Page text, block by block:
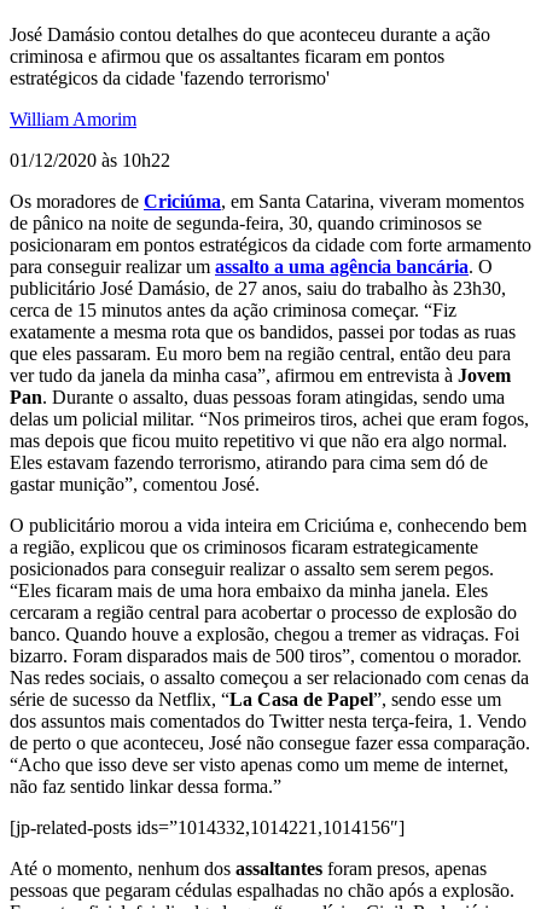
José Damásio contou detalhes do que aconteceu durante a ação
criminosa e afirmou que os assaltantes ficaram em pontos
estratégicos da cidade 'fazendo terrorismo'
William Amorim
01/12/2020 às 10h22
Os moradores de Criciúma, em Santa Catarina, viveram momentos
de pânico na noite de segunda-feira, 30, quando criminosos se
posicionaram em pontos estratégicos da cidade com forte armamento
para conseguir realizar um assalto a uma agência bancária. O
publicitário José Damásio, de 27 anos, saiu do trabalho às 23h30,
cerca de 15 minutos antes da ação criminosa começar. “Fiz
exatamente a mesma rota que os bandidos, passei por todas as ruas
que eles passaram. Eu moro bem na região central, então deu para
ver tudo da janela da minha casa”, afirmou em entrevista à Jovem
Pan. Durante o assalto, duas pessoas foram atingidas, sendo uma
delas um policial militar. “Nos primeiros tiros, achei que eram fogos,
mas depois que ficou muito repetitivo vi que não era algo normal.
Eles estavam fazendo terrorismo, atirando para cima sem dó de
gastar munição”, comentou José.
O publicitário morou a vida inteira em Criciúma e, conhecendo bem
a região, explicou que os criminosos ficaram estrategicamente
posicionados para conseguir realizar o assalto sem serem pegos.
“Eles ficaram mais de uma hora embaixo da minha janela. Eles
cercaram a região central para acobertar o processo de explosão do
banco. Quando houve a explosão, chegou a tremer as vidraças. Foi
bizarro. Foram disparados mais de 500 tiros”, comentou o morador.
Nas redes sociais, o assalto começou a ser relacionado com cenas da
série de sucesso da Netflix, “La Casa de Papel”, sendo esse um
dos assuntos mais comentados do Twitter nesta terça-feira, 1. Vendo
de perto o que aconteceu, José não consegue fazer essa comparação.
“Acho que isso deve ser visto apenas como um meme de internet,
não faz sentido linkar dessa forma.”
[jp-related-posts ids=”1014332,1014221,1014156″]
Até o momento, nenhum dos assaltantes foram presos, apenas
pessoas que pegaram cédulas espalhadas no chão após a explosão.